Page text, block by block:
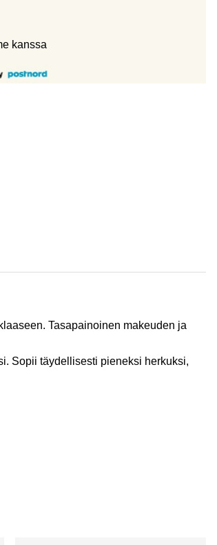
kanssa
Tasapainoinen makeuden ja
Sopii täydellisesti pieneksi herkuksi,